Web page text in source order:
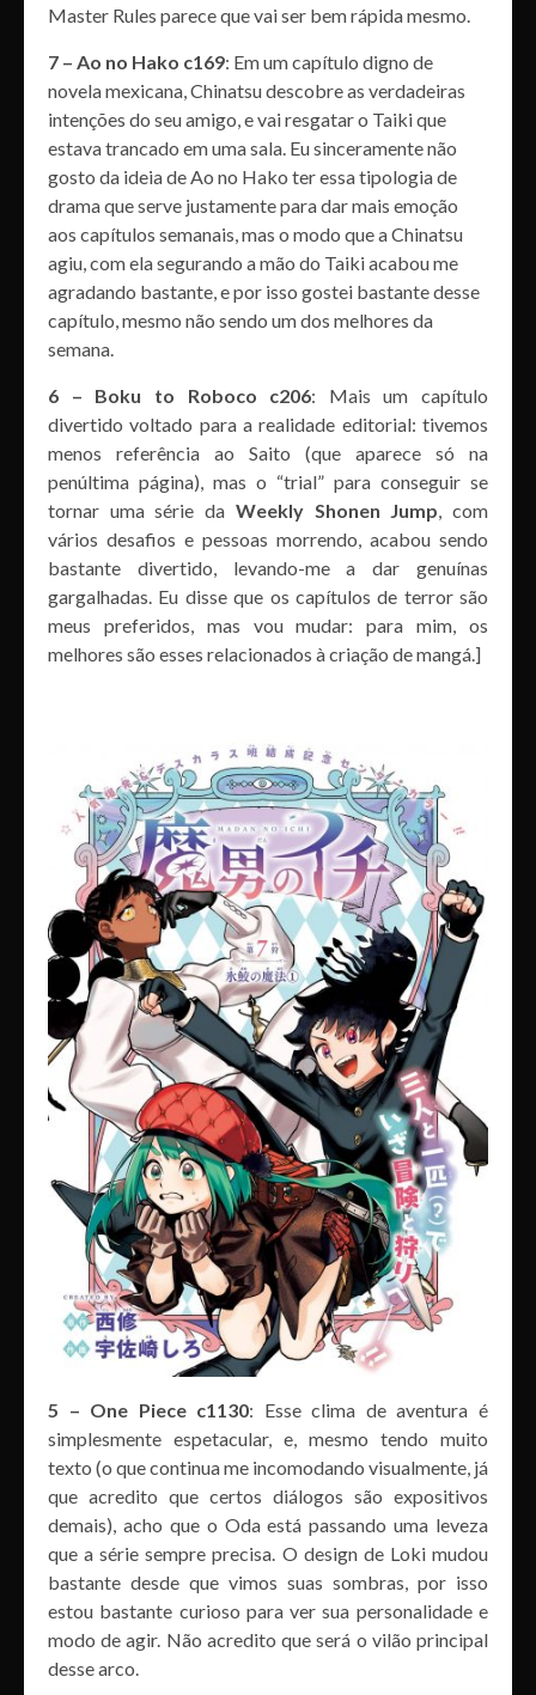
Master Rules parece que vai ser bem rápida mesmo.
7 – Ao no Hako c169: Em um capítulo digno de
novela mexicana, Chinatsu descobre as verdadeiras
intenções do seu amigo, e vai resgatar o Taiki que
estava trancado em uma sala. Eu sinceramente não
gosto da ideia de Ao no Hako ter essa tipologia de
drama que serve justamente para dar mais emoção
aos capítulos semanais, mas o modo que a Chinatsu
agiu, com ela segurando a mão do Taiki acabou me
agradando bastante, e por isso gostei bastante desse
capítulo, mesmo não sendo um dos melhores da
semana.
6 – Boku to Roboco c206: Mais um capítulo
divertido voltado para a realidade editorial: tivemos
menos referência ao Saito (que aparece só na
penúltima página), mas o “trial” para conseguir se
tornar uma série da Weekly Shonen Jump , com
vários desafios e pessoas morrendo, acabou sendo
bastante divertido, levando-me a dar genuínas
gargalhadas. Eu disse que os capítulos de terror são
meus preferidos, mas vou mudar: para mim, os
melhores são esses relacionados à criação de mangá.]
5 – One Piece c1130: Esse clima de aventura é
simplesmente espetacular, e, mesmo tendo muito
texto (o que continua me incomodando visualmente, já
que acredito que certos diálogos são expositivos
demais), acho que o Oda está passando uma leveza
que a série sempre precisa. O design de Loki mudou
bastante desde que vimos suas sombras, por isso
estou bastante curioso para ver sua personalidade e
modo de agir. Não acredito que será o vilão principal
desse arco.